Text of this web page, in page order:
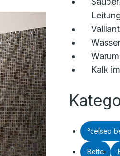
Leitung
Kalk
°celseo
Bette